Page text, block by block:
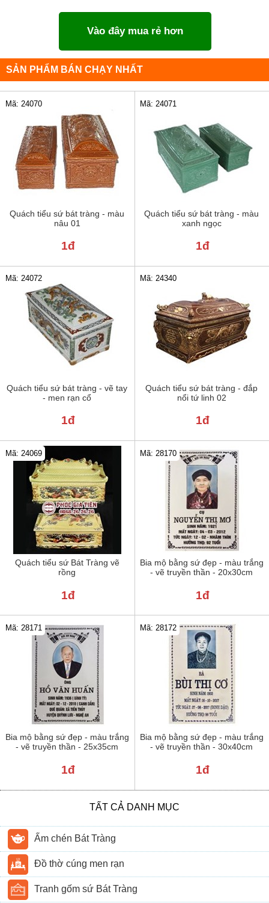
Vào đây mua rẻ hơn
SẢN PHẨM BÁN CHẠY NHẤT
Quách tiểu sứ bát tràng - màu
nâu 01
Mã: 24070
1đ
Quách tiểu sứ bát tràng - màu
xanh ngọc
Mã: 24071
1đ
Quách tiểu sứ bát tràng - vẽ tay
- men rạn cổ
Mã: 24072
1đ
Quách tiểu sứ bát tràng - đắp
nổi tứ linh 02
Mã: 24340
1đ
Quách tiểu sứ Bát Tràng vẽ
rồng
Mã: 24069
1đ
Bia mộ bằng sứ đẹp - màu trắng
- vẽ truyền thần - 20x30cm
Mã: 28170
1đ
Bia mộ bằng sứ đẹp - màu trắng
- vẽ truyền thần - 25x35cm
Mã: 28171
1đ
Bia mộ bằng sứ đẹp - màu trắng
- vẽ truyền thần - 30x40cm
Mã: 28172
1đ
TẤT CẢ DANH MỤC
Ấm chén Bát Tràng
Đồ thờ cúng men rạn
Tranh gốm sứ Bát Tràng